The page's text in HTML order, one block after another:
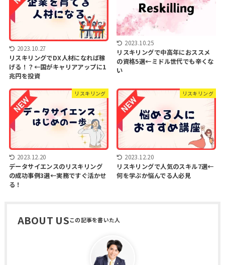
2023.10.27
リスキリングでDX人材になれば稼
げる！？←国がキャリアアップに1
兆円を投資
2023.10.25
リスキリングで中高年におススメ
の資格5選←ミドル世代でも辛くな
い
リスキリング
2023.12.20
データサイエンスのリスキリング
の成功事例3選←実務ですぐ活かせ
る！
リスキリング
2023.12.20
リスキリングで人気のスキル7選←
何を学ぶか悩んでる人必見
ABOUT US